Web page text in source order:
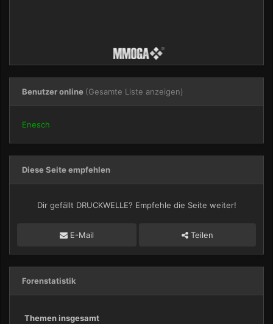
Benutzer online (Gesamte Liste anzeigen)
Enesch
Diese Seite empfehlen
Dir gefällt DRUCKWELLE? Empfehle die Seite weiter!
E-Mail Teilen
Forenstatistik
Themen insgesamt